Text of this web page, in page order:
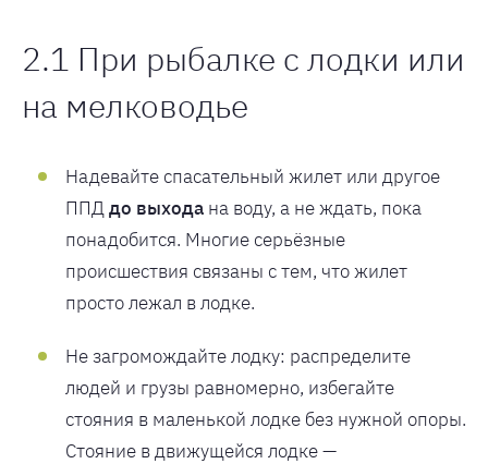
2.1 При рыбалке с лодки или
на мелководье
Надевайте спасательный жилет или другое
ППДдо выхода на воду, а не ждать, пока
понадобится. Многие серьёзные
происшествия связаны с тем, что жилет
просто лежал в лодке.
Не загромождайте лодку: распределите
людей и грузы равномерно, избегайте
стояния в маленькой лодке без нужной опоры.
Стояние в движущейся лодке —